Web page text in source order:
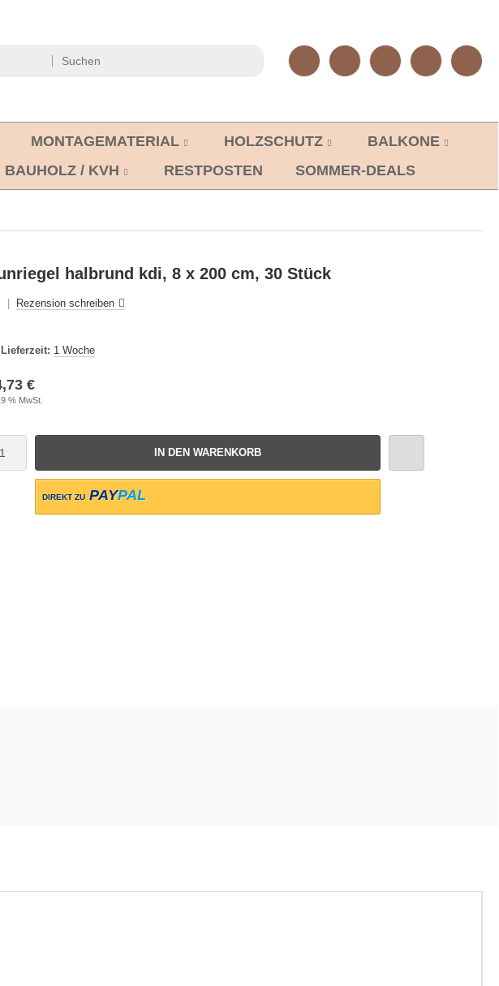
MONTAGEMATERIAL HOLZSCHUTZ
BALKONE
BAUHOLZ / KVH RESTPOSTEN SOMMER-DEALS
halbrund kdi, 8 x 200 cm, 30 Stück
Rezension schreiben
Lieferzeit: 1 Woche
€
% MwSt.
IN DEN WARENKORB
DIREKT ZU PAYPAL